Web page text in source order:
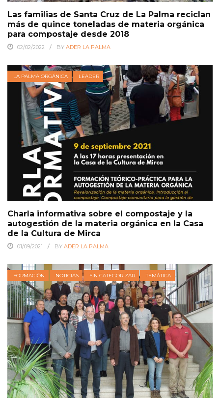
Las familias de Santa Cruz de La Palma reciclan
más de quince toneladas de materia orgánica
para compostaje desde 2018
02/02/2022 BY ADER LA PALMA
LA PALMA ORGÁNICA LEADER
Charla informativa sobre el compostaje y la
autogestión de la materia orgánica en la Casa
de la Cultura de Mirca
01/09/2021 BY ADER LA PALMA
FORMACIÓN NOTICIAS SIN CATEGORIZAR TEMÁTICA